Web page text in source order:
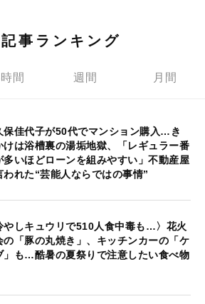
記事ランキング
間 週間 月間
保佳代子が50代でマンション購入…き
けは浴槽裏の湯垢地獄、「レギュラー番
多いほどローンを組みやすい」不動産屋
われた“芸能人ならではの事情”
やしキュウリで510人食中毒も…〉花火
の「豚の丸焼き」、キッチンカーの「ケ
」も…酷暑の夏祭りで注意したい食べ物